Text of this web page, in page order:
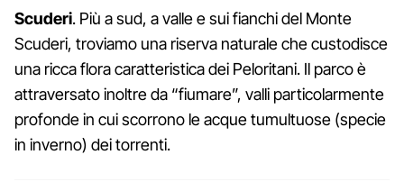
Scuderi. Più a sud, a valle e sui fianchi del Monte
Scuderi, troviamo una riserva naturale che custodisce
una ricca flora caratteristica dei Peloritani. Il parco è
attraversato inoltre da “fiumare”, valli particolarmente
profonde in cui scorrono le acque tumultuose (specie
in inverno) dei torrenti.